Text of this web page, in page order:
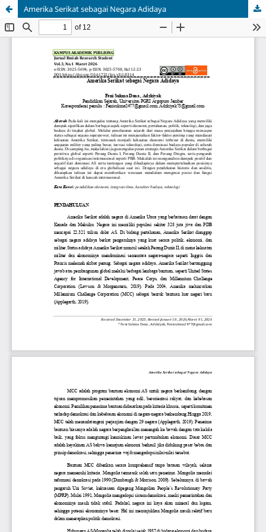
Amerika Serikat sebagai Negara Adidaya